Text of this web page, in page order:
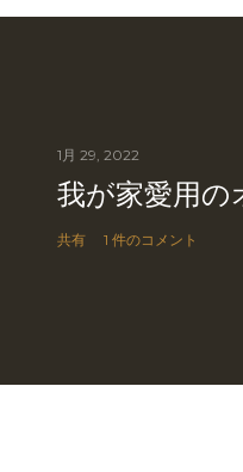
1月 29, 2022
我が家愛用
共有 1 件のコメント